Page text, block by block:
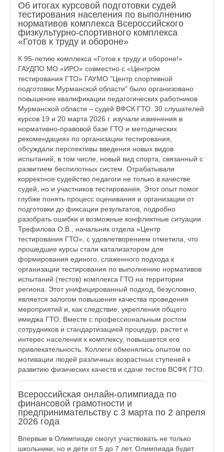
Об итогах курсовой подготовки судей
тестирования населения по выполнению
нормативов комплекса Всероссийского
физкультурно-спортивного комплекса
«Готов к труду и обороне»
К 95-летию комплекса «Готов к труду и обороне!»
ГАУДПО МО «ИРО» совместно с «Центром
тестирования ГТО» ГАУМО "Центр спортивной
подготовки Мурманской области" было организовано
повышение квалификации педагогических работников
Мурманской области – судей ВФСК ГТО. 30 слушателей
курсов 19 и 20 марта 2026 г. изучали изменения в
нормативно-правовой базе ГТО и методических
рекомендациях по организации тестирования,
обсуждали перспективы введения новых видов
испытаний, в том числе, новый вид спорта, связанный с
развитием беспилотных систем. Отрабатывали
корректное судейство педагоги не только в качестве
судей, но и участников тестирования. Этот опыт помог
глубже понять процесс оценивания и организации от
подготовки до фиксации результатов, подробно
разобрать ошибки и возможные конфликтные ситуации.
Трефилова О.В., начальник отдела «Центр
тестирования ГТО», с удовлетворением отметила, что
прошедшие курсы стали катализатором для
формирования единого, слаженного подхода к
организации тестирования по выполнению нормативов
испытаний (тестов) комплекса ГТО на территории
региона. Этот унифицированный подход, безусловно,
является залогом повышения качества проведения
мероприятий и, как следствие, укрепления общего
имиджа ГТО. Вместе с профессиональным ростом
сотрудников и стандартизацией процедур, растет и
интерес населения к комплексу, повышается его
привлекательность. Коллеги обменялись опытом по
мотивации людей различных возрастных ступеней к
развитию физических качеств и сдаче тестов ВСФК ГТО.
Всероссийская онлайн-олимпиада по
финансовой грамотности и
предпринимательству с 3 марта по 2 апреля
2026 года
Впервые в Олимпиаде смогут участвовать не только
школьники, но и дети от 5 до 7 лет. Олимпиада будет